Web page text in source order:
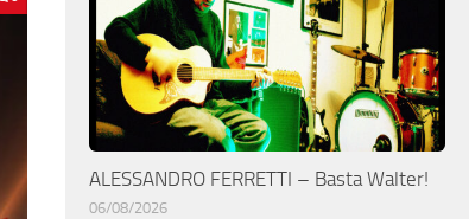
ALESSANDRO FERRETTI – Basta Walter!
06/08/2026